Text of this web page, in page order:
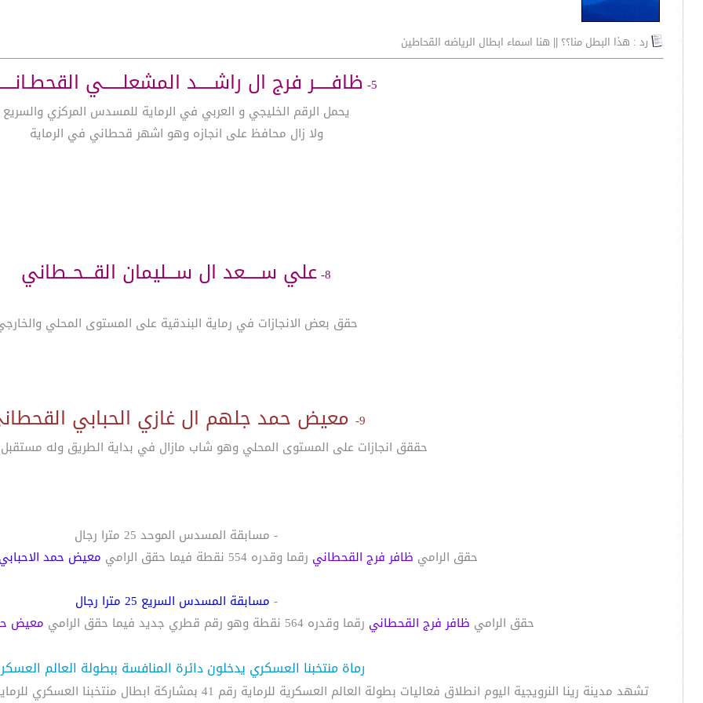
رد : هذا البطل منا؟؟ || هنا اسماء ابطال الرياضه القحاطين
5- ظافـــــر فرج ال راشـــــد المشعلــــــي
يحمل الرقم الخليجي و العربي في الرماية للمسدس المركزي والسريع
ولا زال محافظ على انجازه وهو اشهر قحطاني في الرماية
8- علي ســـــعد ال ســـليمان القـــحــطاني
حقق بعض الانجازات في رماية البندقية على المستوى المحلي
9- معيض حمد جلهم ال غازي الحبابي
حققق انجازات على المستوى المحلي وهو شاب مازال في بداية الطريق وله مستقبل
- مسابقة المسدس الموحد 25 مترا رجال
حقق الرامي ظافر فرج القحطاني رقما وقدره 554 نقطة فيما حقق الرامي
معيض حمد
- مسابقة المسدس السريع 25 مترا رجال
حقق الرامي ظافر فرج القحطاني رقما وقدره 564 نقطة وهو رقم قطري جديد فيما حقق الرامي معيض
رماة منتخبنا العسكري يدخلون دائرة المنافسة ببطولة العالم
تشهد مدينة رينا النرويجية اليوم انطلاق فعاليات بطولة العالم العسكرية للرماية رقم 41 بمشاركة ابطال منتخبنا العسكري للرماية. وسوف تشهد افتتاحية المسابقات مشاركة أبطالنا